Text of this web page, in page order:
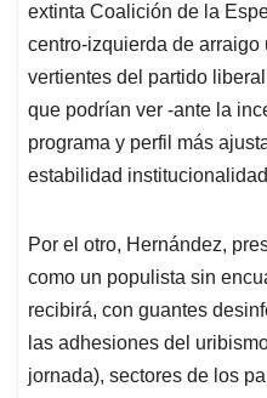
extinta Coalición de la
centro-izquierda de
vertientes del partido
que podrían ver -ante la
programa y perfil más
estabilidad
Por el otro, Hernández,
como un populista sin
recibirá, con guantes
las adhesiones del
jornada), sectores de los